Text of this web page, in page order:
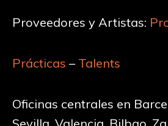
Proveedores y Artistas:
Prácticas – Talents
Oficinas centrales en